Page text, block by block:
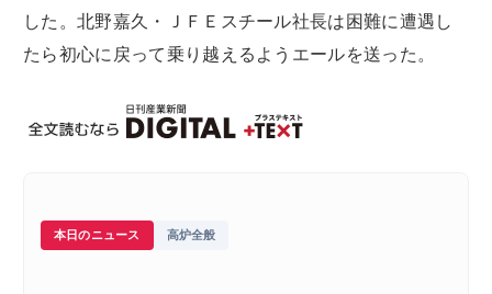
した。北野嘉久・ＪＦＥスチール社長は困難に遭遇し
たら初心に戻って乗り越えるようエールを送った。
本日のニュース 高炉全般